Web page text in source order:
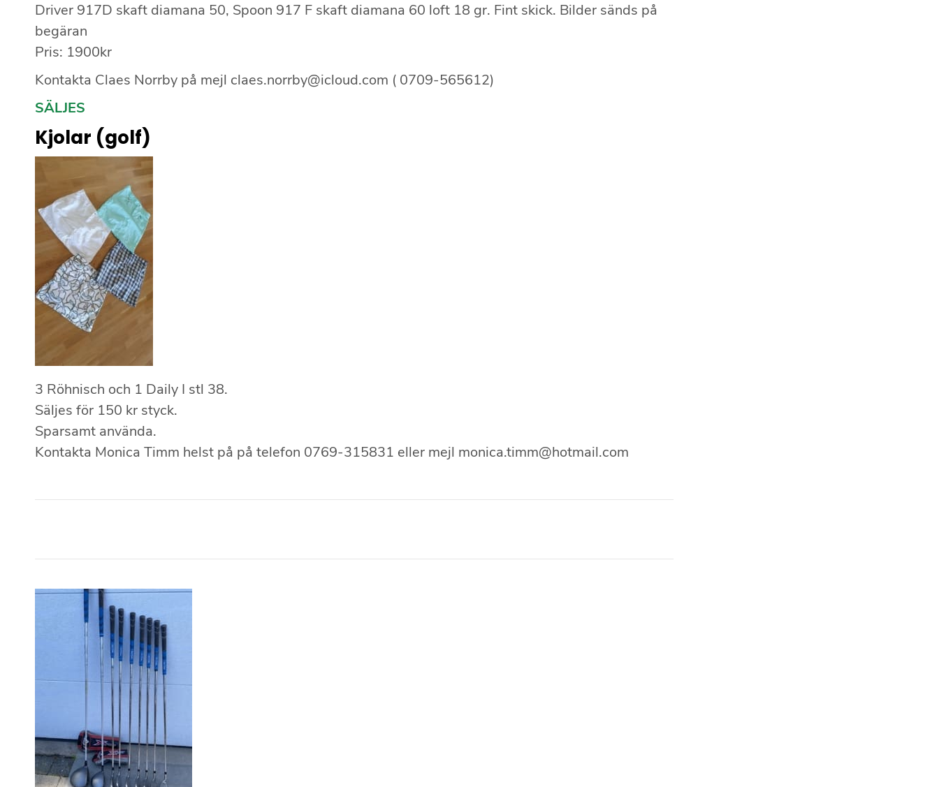
Driver 917D skaft diamana 50, Spoon 917 F skaft diamana 60 loft 18 gr. Fint skick. Bilder sänds på
begäran
Pris: 1900kr
Kontakta Claes Norrby på mejl claes.norrby@icloud.com ( 0709-565612)
SÄLJES
Kjolar (golf)
3 Röhnisch och 1 Daily I stl 38.
Säljes för 150 kr styck.
Sparsamt använda.
Kontakta Monica Timm helst på på telefon 0769-315831 eller mejl monica.timm@hotmail.com